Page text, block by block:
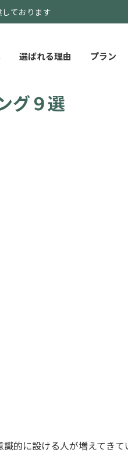
ております
選ばれる理由 プラン
グ９選
的に設ける人が増えてきて